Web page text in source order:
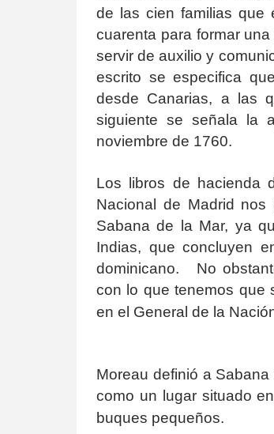
de las cien familias que
cuarenta para formar
servir de auxilio y
escrito se especifica
desde Canarias, a las
siguiente se señala la
noviembre de 1760.
Los libros de hacienda
Nacional de Madrid
Sabana de la Mar, ya
Indias, que concluyen
dominicano. No
con lo que tenemos que
en el General de la
Moreau definió a
como un lugar situado
buques pequeños.